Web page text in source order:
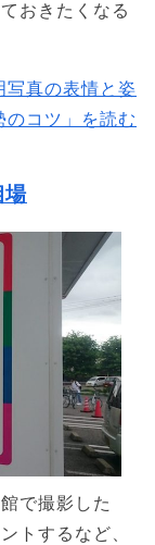
おきたくなる
写真の表情と姿
のコツ」を読む
場
で撮影した
トするなど、